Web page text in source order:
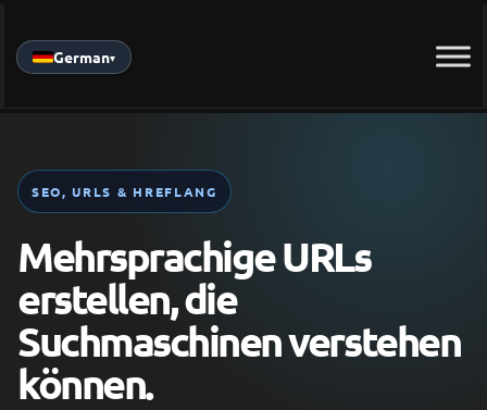
to
German▾
SEO, URLS & HREFLANG
Mehrsprachige URLs
erstellen, die
Suchmaschinen verstehen
können.